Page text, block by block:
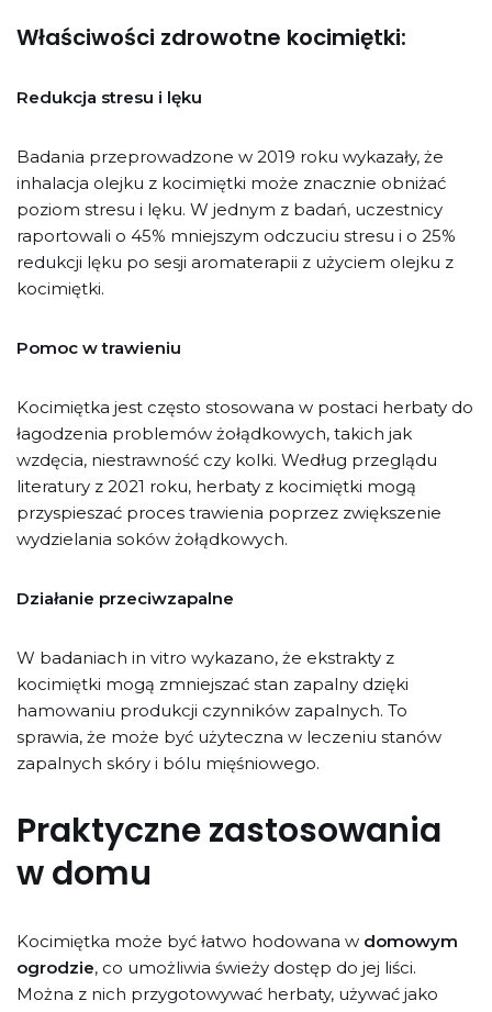
Właściwości zdrowotne kocimiętki:
Redukcja stresu i lęku
Badania przeprowadzone w 2019 roku wykazały, że
inhalacja olejku z kocimiętki może znacznie obniżać
poziom stresu i lęku. W jednym z badań, uczestnicy
raportowali o 45% mniejszym odczuciu stresu i o 25%
redukcji lęku po sesji aromaterapii z użyciem olejku z
kocimiętki.
Pomoc w trawieniu
Kocimiętka jest często stosowana w postaci herbaty do
łagodzenia problemów żołądkowych, takich jak
wzdęcia, niestrawność czy kolki. Według przeglądu
literatury z 2021 roku, herbaty z kocimiętki mogą
przyspieszać proces trawienia poprzez zwiększenie
wydzielania soków żołądkowych.
Działanie przeciwzapalne
W badaniach in vitro wykazano, że ekstrakty z
kocimiętki mogą zmniejszać stan zapalny dzięki
hamowaniu produkcji czynników zapalnych. To
sprawia, że może być użyteczna w leczeniu stanów
zapalnych skóry i bólu mięśniowego.
Praktyczne zastosowania
w domu
Kocimiętka może być łatwo hodowana w domowym
ogrodzie, co umożliwia świeży dostęp do jej liści.
Można z nich przygotowywać herbaty, używać jako